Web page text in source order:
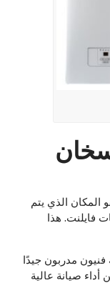
المكان الذي يتم
فايلنت. هذا
مدربون جيدًا
أداء صيانة عالية